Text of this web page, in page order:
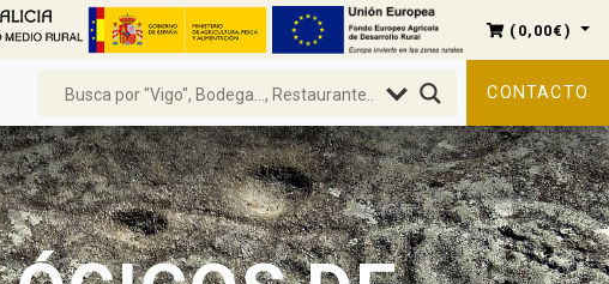
( 0,00€ )
CONTACTO